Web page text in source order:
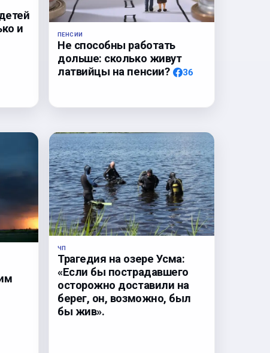
и
ПЕНСИИ
Не способны работать
дольше: сколько живут
латвийцы на пенсии?
36
ЧП
Трагедия на озере Усма:
«Если бы пострадавшего
осторожно доставили на
берег, он, возможно, был
бы жив».